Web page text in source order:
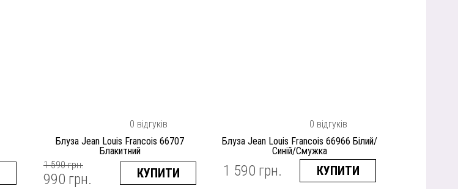
0 відгуків
Блуза Jean Louis Francois 66707
Блакитний
1 590 грн.
990 грн. КУПИТИ
0 відгуків
Блуза Jean Louis Francois 66966 Білий/
Синій/Смужка
1 590 грн. КУПИТИ